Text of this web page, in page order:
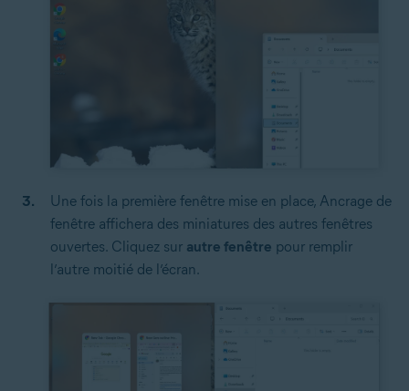
Une fois la première fenêtre mise en place, Ancrage de
fenêtre affichera des miniatures des autres fenêtres
ouvertes. Cliquez sur autre fenêtre pour remplir
l’autre moitié de l’écran.